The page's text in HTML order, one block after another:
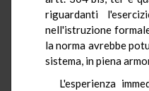
riguardanti
nell'istruzione
la norma avrebbe
sistema, in piena
L'esperienza